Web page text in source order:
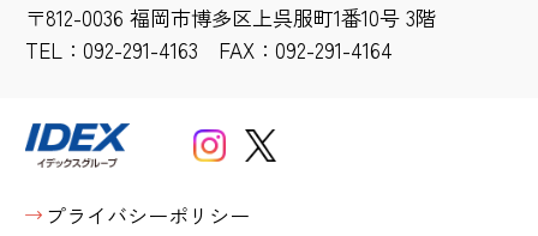
〒812-0036 福岡市博多区上呉服町1番10号 3階
TEL：092-291-4163 FAX：092-291-4164
プライバシーポリシー